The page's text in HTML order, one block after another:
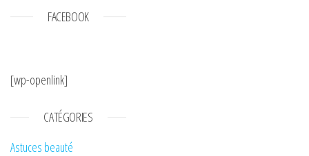
FACEBOOK
[wp-openlink]
CATÉGORIES
Astuces beauté